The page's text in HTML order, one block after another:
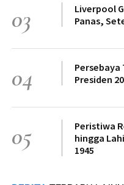
03
Liverpool
Panas,
04
Persebaya
Presiden
05
Peristiwa
hingga
1945